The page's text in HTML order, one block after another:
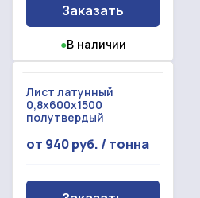
Заказать
●В наличии
Лист латунный
0,8x600x1500
полутвердый
от 940 руб. / тонна
Прикрепить смету на
Предоставим
нашим товарам и
Форма
С вами свяжется
Форма не